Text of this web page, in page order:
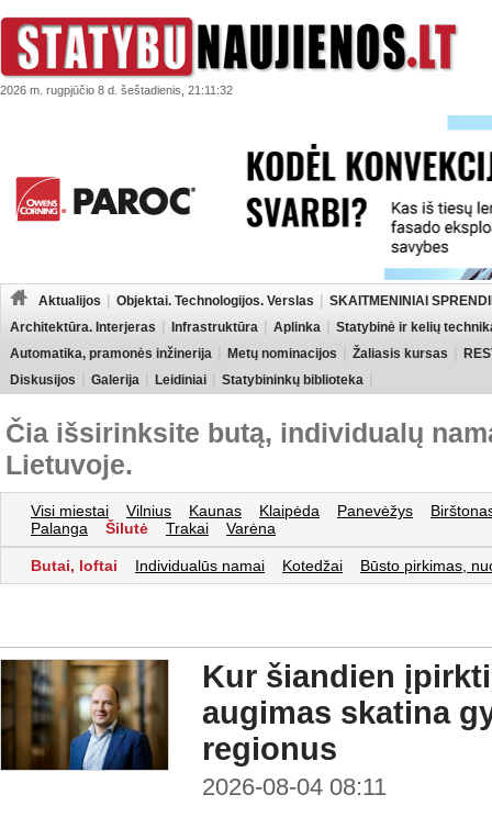
2026 m. rugpjūčio 8 d. šeštadienis, 21:11:32
Aktualijos Objektai. Technologijos. Verslas
SKAITMENINIAI
Architektūra. Interjeras
Infrastruktūra Aplinka
Statybinė ir kelių
Automatika, pramonės inžinerija
Metų nominacijos Žaliasis kursas
Diskusijos
Galerija Leidiniai Statybininkų biblioteka
Čia išsirinksite butą, individualų
Lietuvoje.
Visi miestai Vilnius Kaunas Klaipėda Panevėžys
Palanga
Šilutė Trakai Varėna
Butai, loftai Individualūs namai Kotedžai Būsto pirkimas,
Kur šiandien
augimas skatina
regionus
2026-08-04 08:11